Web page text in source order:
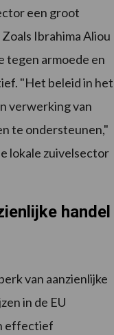
een groot
Ibrahima Aliou
tegen armoede en
"Het beleid in het
verwerking van
te ondersteunen,"
lokale zuivelsector
handel
van aanzienlijke
in de EU
effectief